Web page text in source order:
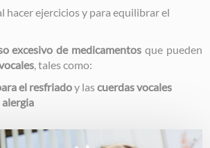
hacer ejercicios y para equilibrar el
excesivo de medicamentos que pueden
, tales como:
el resfriadoy lascuerdas vocales